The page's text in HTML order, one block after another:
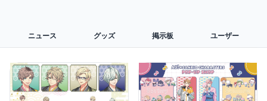
ニュース グッズ 掲示板 ユーザー